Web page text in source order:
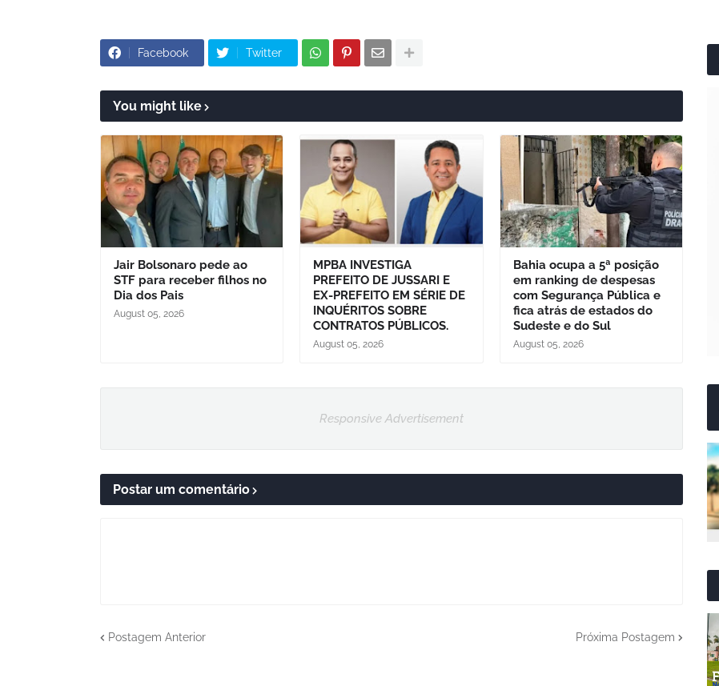
Facebook Twitter
You might like
Jair Bolsonaro pede ao
STF para receber filhos no
Dia dos Pais
August 05, 2026
MPBA INVESTIGA
PREFEITO DE JUSSARI E
EX-PREFEITO EM SÉRIE DE
INQUÉRITOS SOBRE
CONTRATOS PÚBLICOS.
August 05, 2026
Bahia ocupa a 5ª posição
em ranking de despesas
com Segurança Pública e
fica atrás de estados do
Sudeste e do Sul
August 05, 2026
Responsive Advertisement
Postar um comentário
Postagem Anterior Próxima Postagem